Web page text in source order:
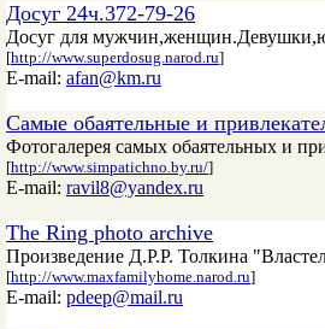
Досуг 24ч.372-79-26
Досуг для
[http://www.superdosug.narod.ru]
E-mail: afan@km.ru
Самые обаятельные и
Фотогалерея самых обаятельных и
[http://www.simpatichno.by.ru/]
E-mail: ravil8@yandex.ru
The Ring photo archive
Произведение Д.Р.Р. Толкина
[http://www.maxfamilyhome.narod.ru]
E-mail: pdeep@mail.ru